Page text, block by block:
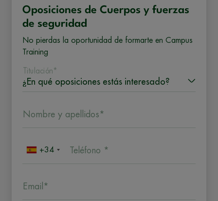
Oposiciones de Cuerpos y fuerzas
de seguridad
No pierdas la oportunidad de formarte en Campus
Training
Titulación*
Nombre y apellidos*
+34 Teléfono *
Email*